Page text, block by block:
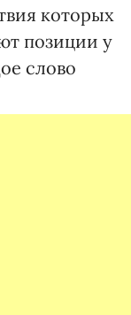
которых
позиции у
слово